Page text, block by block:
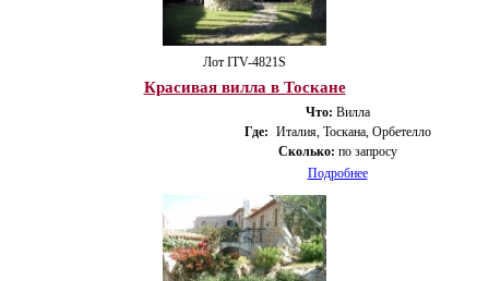
Лот ITV-4821S
Красивая вилла в Тоскане
Что: Вилла
Где: Италия, Тоскана, Орбетелло
Сколько: по запросу
Подробнее